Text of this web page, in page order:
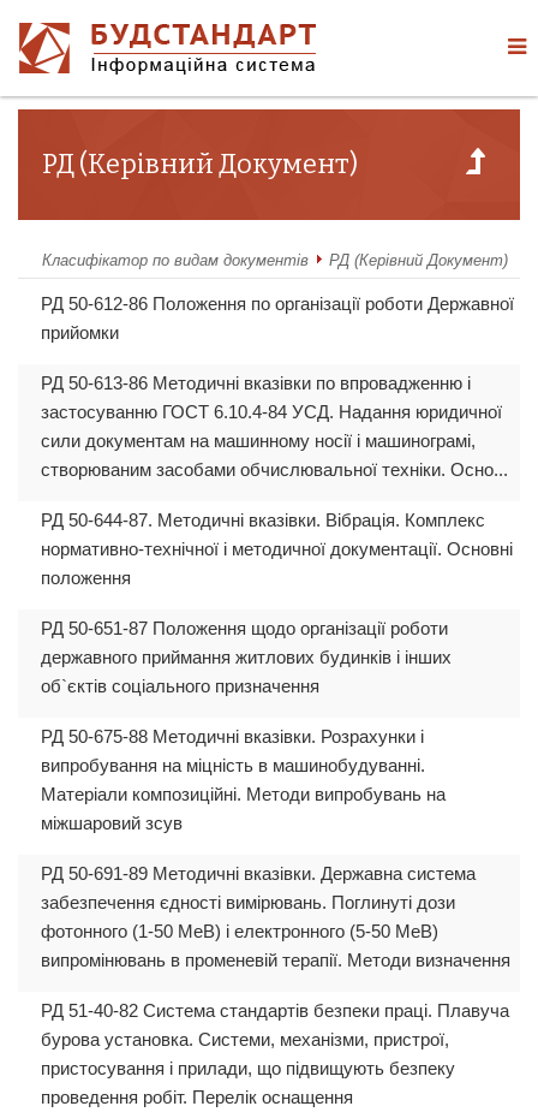
РД (Керівний Документ)
Класифікатор по видам документів РД (Керівний Документ)
РД 50-612-86 Положення по організації роботи Державної
прийомки
РД 50-613-86 Методичні вказівки по впровадженню і
застосуванню ГОСТ 6.10.4-84 УСД. Надання юридичної
сили документам на машинному носії і машинограмі,
створюваним засобами обчислювальної техніки. Осно...
РД 50-644-87. Методичні вказівки. Вібрація. Комплекс
нормативно-технічної і методичної документації. Основні
положення
РД 50-651-87 Положення щодо організації роботи
державного приймання житлових будинків і інших
об`єктів соціального призначення
РД 50-675-88 Методичні вказівки. Розрахунки і
випробування на міцність в машинобудуванні.
Матеріали композиційні. Методи випробувань на
міжшаровий зсув
РД 50-691-89 Методичні вказівки. Державна система
забезпечення єдності вимірювань. Поглинуті дози
фотонного (1-50 МеВ) і електронного (5-50 МеВ)
випромінювань в променевій терапії. Методи визначення
РД 51-40-82 Система стандартів безпеки праці. Плавуча
бурова установка. Системи, механізми, пристрої,
пристосування і прилади, що підвищують безпеку
проведення робіт. Перелік оснащення